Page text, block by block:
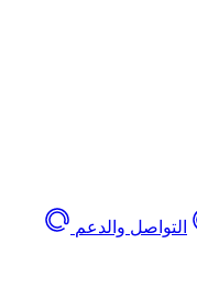
التواصل والدعم